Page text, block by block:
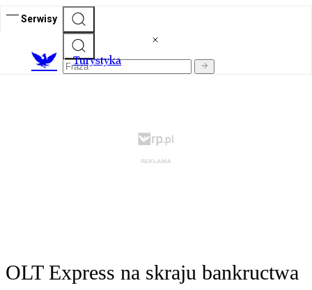
Serwisy
Turystyka
OLT Express na skraju bankructwa